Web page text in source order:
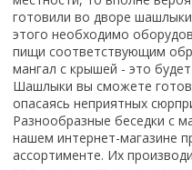
готовили во дворе
этого необходимо
пищи соответствующим
мангал с крышей - это
Шашлыки вы сможете
опасаясь неприятных
Разнообразные беседки с
нашем интернет-магазине
ассортименте. Их